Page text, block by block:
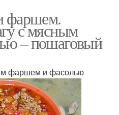
фаршем.
с мясным
– пошаговый
фаршем и фасолью